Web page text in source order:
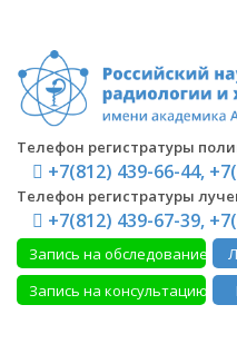
Телефон регистратуры
+7(812) 439-66-44,
Телефон регистратуры
+7(812) 439-67-39,
Запись на обследование
Запись на консультацию